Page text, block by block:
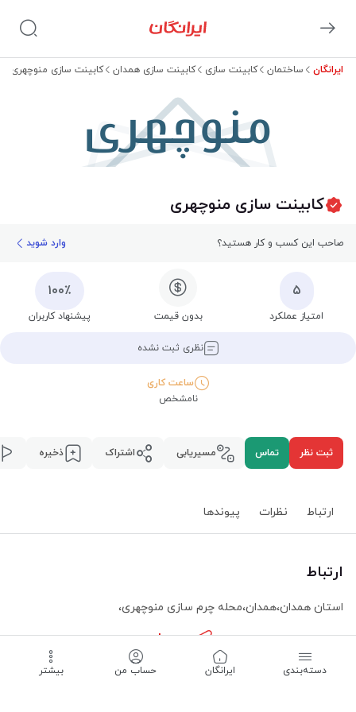
ایرانگان ساختمان کابینت سازی کابینت سازی همدان کابینت سازی منوچهری
منوچهری
کابینت سازی منوچهری
صاحب این کسب و کار هستید؟ وارد شوید
۵
امتیاز عملکرد بدون قیمت
۱۰۰٪
پیشنهاد کاربران
نظری ثبت نشده
ساعت کاری
نامشخص
ثبت نظر تماس مسیریابی اشتراک ذخیره
ارتباط نظرات پیوند‌ها
ارتباط
استان همدان،همدان،محله چرم سازی منوچهری،
مسیریابی
دسته‌بندی ‌ایرانگان حساب من بیشتر